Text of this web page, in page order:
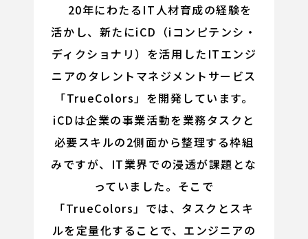
20年にわたるIT人材育成の経験を
活かし、新たにiCD（iコンピテンシ・
ディクショナリ）を活用したITエンジ
ニアのタレントマネジメントサービス
「TrueColors」を開発しています。
iCDは企業の事業活動を業務タスクと
必要スキルの2側面から整理する枠組
みですが、IT業界での浸透が課題とな
っていました。そこで
「TrueColors」では、タスクとスキ
ルを定量化することで、エンジニアの